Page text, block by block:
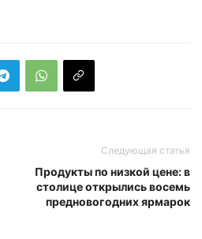
Следующая статья
Продукты по низкой цене: в
столице открылись восемь
предновогодних ярмарок